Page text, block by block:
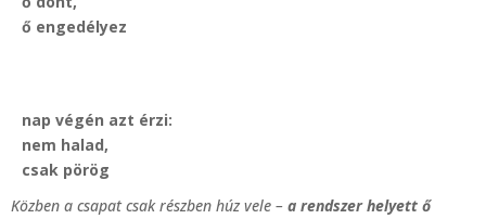
ő engedélyez
nap végén azt érzi:
nem halad,
csak pörög
Közben a csapat csak részben húz vele – a rendszer helyett ő